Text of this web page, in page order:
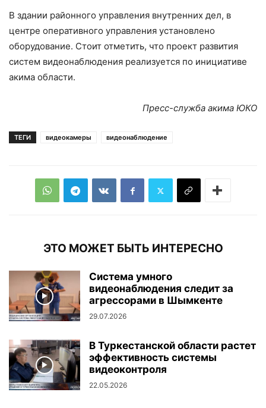
В здании районного управления внутренних дел, в
центре оперативного управления установлено
оборудование. Стоит отметить, что проект развития
систем видеонаблюдения реализуется по инициативе
акима области.
Пресс-служба акима ЮКО
ТЕГИ видеокамеры видеонаблюдение
ЭТО МОЖЕТ БЫТЬ ИНТЕРЕСНО
Система умного
видеонаблюдения следит за
агрессорами в Шымкенте
29.07.2026
В Туркестанской области растет
эффективность системы
видеоконтроля
22.05.2026